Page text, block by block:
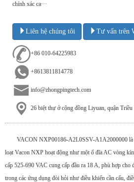
chính xác ca···
Liên hệ chúng tôi Tư vấn trên
+86 010-64225983
+8613811814778
info@zhongpingtech.com
26 biệt thự ở cộng đồng Liyuan, quận
VACON NXP00186-A2L0SSV-A1A2000000 là
loạt Vacon NXP hoạt động như một ổ đĩa AC vòng
cấp 525-690 VAC cung cấp đầu ra 18 A, phù hợp cho
trong các ứng dụng đòi hỏi như điều khiển cần cẩu,